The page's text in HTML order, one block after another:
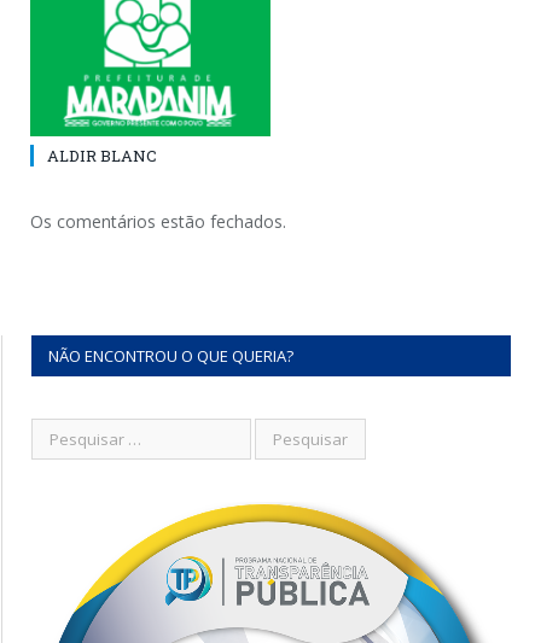
ALDIR BLANC
Os comentários estão fechados.
NÃO ENCONTROU O QUE QUERIA?